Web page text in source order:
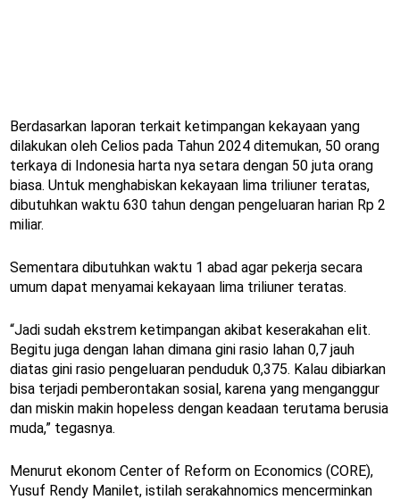
Berdasarkan laporan terkait ketimpangan kekayaan yang
dilakukan oleh Celios pada Tahun 2024 ditemukan, 50 orang
terkaya di Indonesia harta nya setara dengan 50 juta orang
biasa. Untuk menghabiskan kekayaan lima triliuner teratas,
dibutuhkan waktu 630 tahun dengan pengeluaran harian Rp 2
miliar.
Sementara dibutuhkan waktu 1 abad agar pekerja secara
umum dapat menyamai kekayaan lima triliuner teratas.
“Jadi sudah ekstrem ketimpangan akibat keserakahan elit.
Begitu juga dengan lahan dimana gini rasio lahan 0,7 jauh
diatas gini rasio pengeluaran penduduk 0,375. Kalau dibiarkan
bisa terjadi pemberontakan sosial, karena yang menganggur
dan miskin makin hopeless dengan keadaan terutama berusia
muda,” tegasnya.
Menurut ekonom Center of Reform on Economics (CORE),
Yusuf Rendy Manilet, istilah serakahnomics mencerminkan